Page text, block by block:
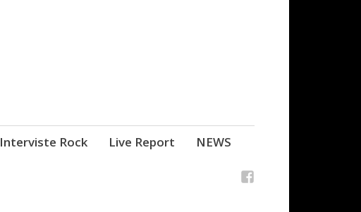
Interviste Rock Live Report NEWS